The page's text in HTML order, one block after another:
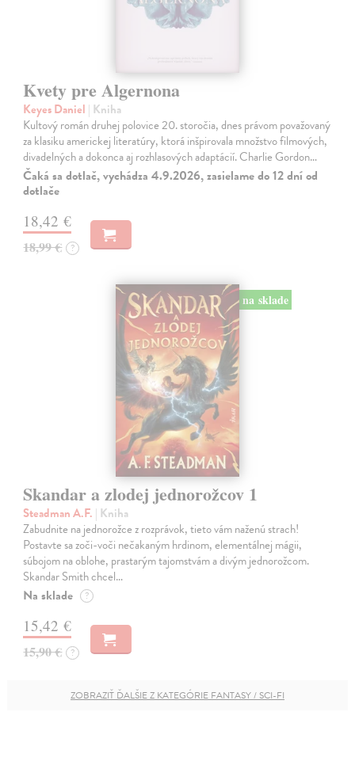
Kvety pre Algernona
Keyes Daniel | Kniha
Kultový román druhej polovice 20. storočia, dnes právom považovaný
za klasiku americkej literatúry, ktorá inšpirovala množstvo filmových,
divadelných a dokonca aj rozhlasových adaptácií. Charlie Gordon…
Čaká sa dotlač, vychádza 4.9.2026, zasielame do 12 dní od
dotlače
18,42 €
18,99 € ?
na sklade
Skandar a zlodej jednorožcov 1
Steadman A.F. | Kniha
Zabudnite na jednorožce z rozprávok, tieto vám naženú strach!
Postavte sa zoči-voči nečakaným hrdinom, elementálnej mágii,
súbojom na oblohe, prastarým tajomstvám a divým jednorožcom.
Skandar Smith chcel…
Na sklade ?
15,42 €
15,90 € ?
ZOBRAZIŤ ĎALŠIE Z KATEGÓRIE FANTASY / SCI-FI